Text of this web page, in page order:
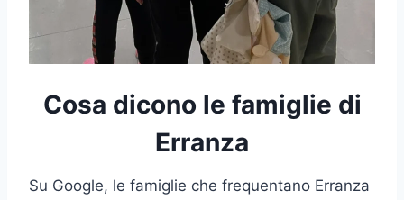
Cosa dicono le famiglie di
Erranza
Su Google, le famiglie che frequentano Erranza